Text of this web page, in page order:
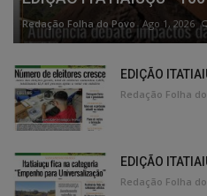
Redação Folha do Povo Ago 1, 2026
EDIÇÃO
Redação Folha
EDIÇÃO
Redação Folha